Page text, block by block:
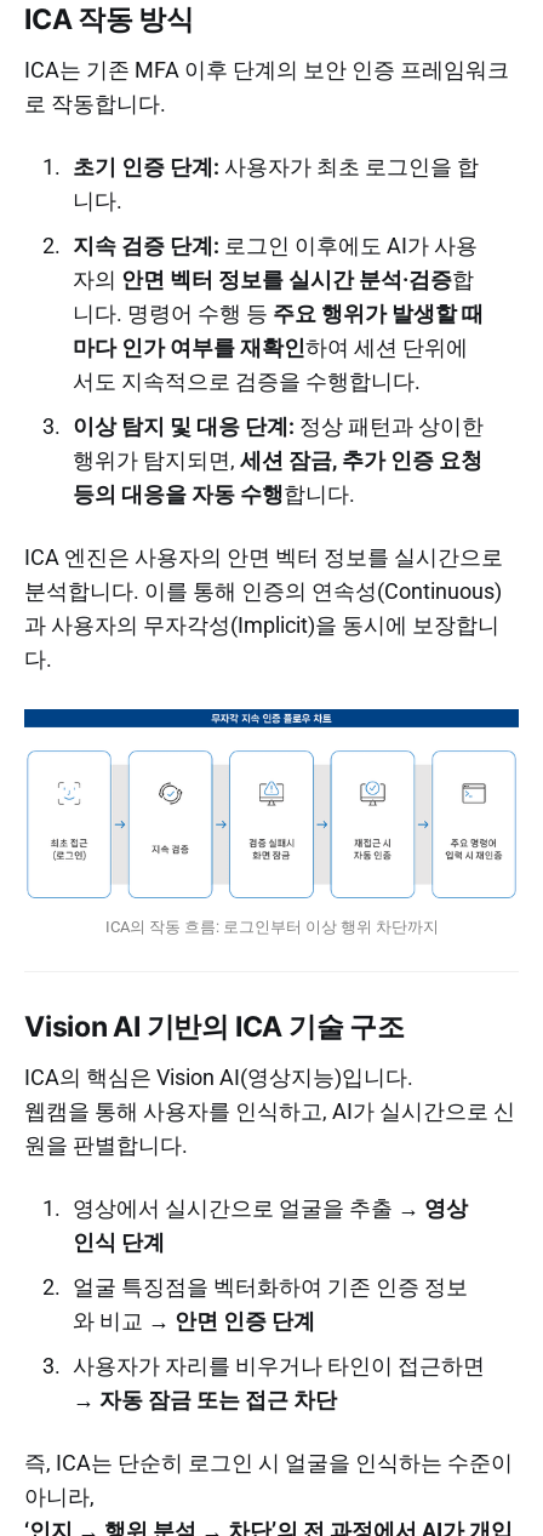
ICA 작동 방식
ICA는 기존 MFA 이후 단계의 보안 인증 프레임워크
로 작동합니다.
초기 인증 단계: 사용자가 최초 로그인을 합
니다.
지속 검증 단계: 로그인 이후에도 AI가 사용
자의 안면 벡터 정보를 실시간 분석·검증합
니다. 명령어 수행 등 주요 행위가 발생할 때
마다 인가 여부를 재확인하여 세션 단위에
서도 지속적으로 검증을 수행합니다.
이상 탐지 및 대응 단계: 정상 패턴과 상이한
행위가 탐지되면, 세션 잠금, 추가 인증 요청
등의 대응을 자동 수행합니다.
ICA 엔진은 사용자의 안면 벡터 정보를 실시간으로
분석합니다. 이를 통해 인증의 연속성(Continuous)
과 사용자의 무자각성(Implicit)을 동시에 보장합니
다.
ICA의 작동 흐름: 로그인부터 이상 행위 차단까지
Vision AI 기반의 ICA 기술 구조
ICA의 핵심은 Vision AI(영상지능)입니다.
웹캠을 통해 사용자를 인식하고, AI가 실시간으로 신
원을 판별합니다.
영상에서 실시간으로 얼굴을 추출 → 영상
인식 단계
얼굴 특징점을 벡터화하여 기존 인증 정보
와 비교 → 안면 인증 단계
사용자가 자리를 비우거나 타인이 접근하면
→ 자동 잠금 또는 접근 차단
즉, ICA는 단순히 로그인 시 얼굴을 인식하는 수준이
아니라,
‘인지 → 행위 분석 → 차단’의 전 과정에서 AI가 개입